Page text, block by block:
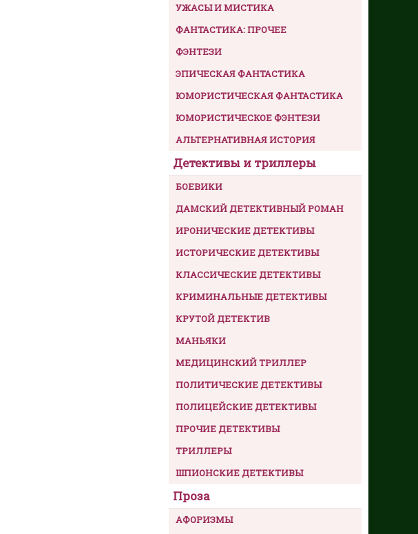
УЖАСЫ И МИСТИКА
ФАНТАСТИКА: ПРОЧЕЕ
ФЭНТЕЗИ
ЭПИЧЕСКАЯ ФАНТАСТИКА
ЮМОРИСТИЧЕСКАЯ ФАНТАСТИКА
ЮМОРИСТИЧЕСКОЕ ФЭНТЕЗИ
АЛЬТЕРНАТИВНАЯ ИСТОРИЯ
Детективы и триллеры
БОЕВИКИ
ДАМСКИЙ ДЕТЕКТИВНЫЙ РОМАН
ИРОНИЧЕСКИЕ ДЕТЕКТИВЫ
ИСТОРИЧЕСКИЕ ДЕТЕКТИВЫ
КЛАССИЧЕСКИЕ ДЕТЕКТИВЫ
КРИМИНАЛЬНЫЕ ДЕТЕКТИВЫ
КРУТОЙ ДЕТЕКТИВ
МАНЬЯКИ
МЕДИЦИНСКИЙ ТРИЛЛЕР
ПОЛИТИЧЕСКИЕ ДЕТЕКТИВЫ
ПОЛИЦЕЙСКИЕ ДЕТЕКТИВЫ
ПРОЧИЕ ДЕТЕКТИВЫ
ТРИЛЛЕРЫ
ШПИОНСКИЕ ДЕТЕКТИВЫ
Проза
АФОРИЗМЫ